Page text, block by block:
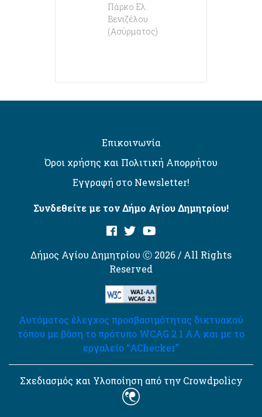
Πάρκο Ελ.
Βενιζέλου
(Ασύρματος)
Επικοινωνία
Όροι χρήσης και Πολιτική Απορρήτου
Εγγραφή στο Newsletter!
Συνδεθείτε με τον Δήμο Αγίου Δημητρίου!
Δήμος Αγίου Δημητρίου Ⓒ 2026 / All Rights
Reserved
Αυτόματος έλεγχος προσβασιμότητας δικτυακού
τόπου με βάση το πρότυπο WCAG 2.1 AA και με το
εργαλείο “AChecker”
Σχεδιασμός και Υλοποίηση από την Crowdpolicy